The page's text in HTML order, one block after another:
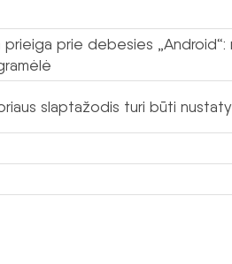
prie debesies „Android“:
slaptažodis turi būti